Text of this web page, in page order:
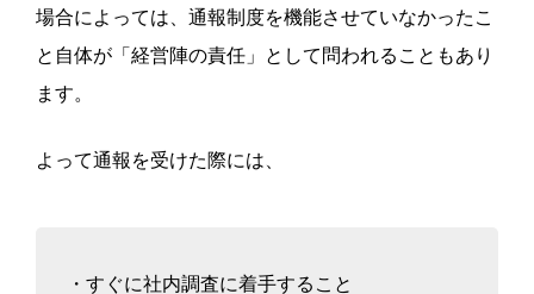
場合によっては、通報制度を機能させていなかったこ
と自体が「経営陣の責任」として問われることもあり
ます。
よって通報を受けた際には、
・すぐに社内調査に着手すること